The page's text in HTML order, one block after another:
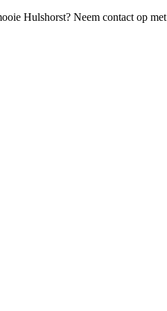
Hulshorst? Neem contact op met